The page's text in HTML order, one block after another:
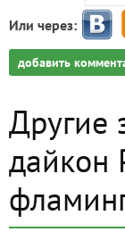
Или через:
добавить
Другие
дайкон